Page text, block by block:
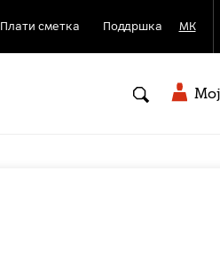
Плати сметка Поддршка МК